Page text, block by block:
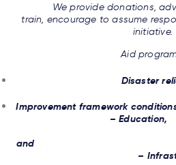
We provide donations,
train, encourage to assume
initiative.
Aid
Disaster
Improvement
–
–